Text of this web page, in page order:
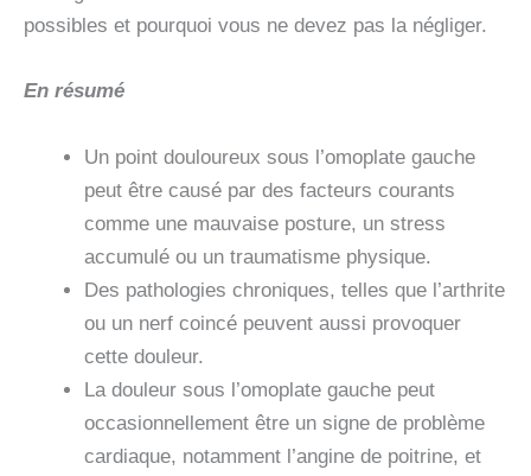
possibles et pourquoi vous ne devez pas la négliger.
En résumé
Un point douloureux sous l’omoplate gauche
peut être causé par des facteurs courants
comme une mauvaise posture, un stress
accumulé ou un traumatisme physique.
Des pathologies chroniques, telles que l’arthrite
ou un nerf coincé peuvent aussi provoquer
cette douleur.
La douleur sous l’omoplate gauche peut
occasionnellement être un signe de problème
cardiaque, notamment l’angine de poitrine, et